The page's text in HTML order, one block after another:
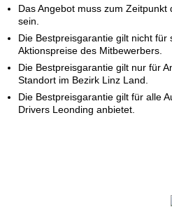
Das Angebot muss zum
sein.
Die Bestpreisgarantie gilt nicht für
Aktionspreise des Mitbewerbers.
Die Bestpreisgarantie gilt nur für
Standort im Bezirk Linz Land.
Die Bestpreisgarantie gilt für alle
Drivers Leonding anbietet.